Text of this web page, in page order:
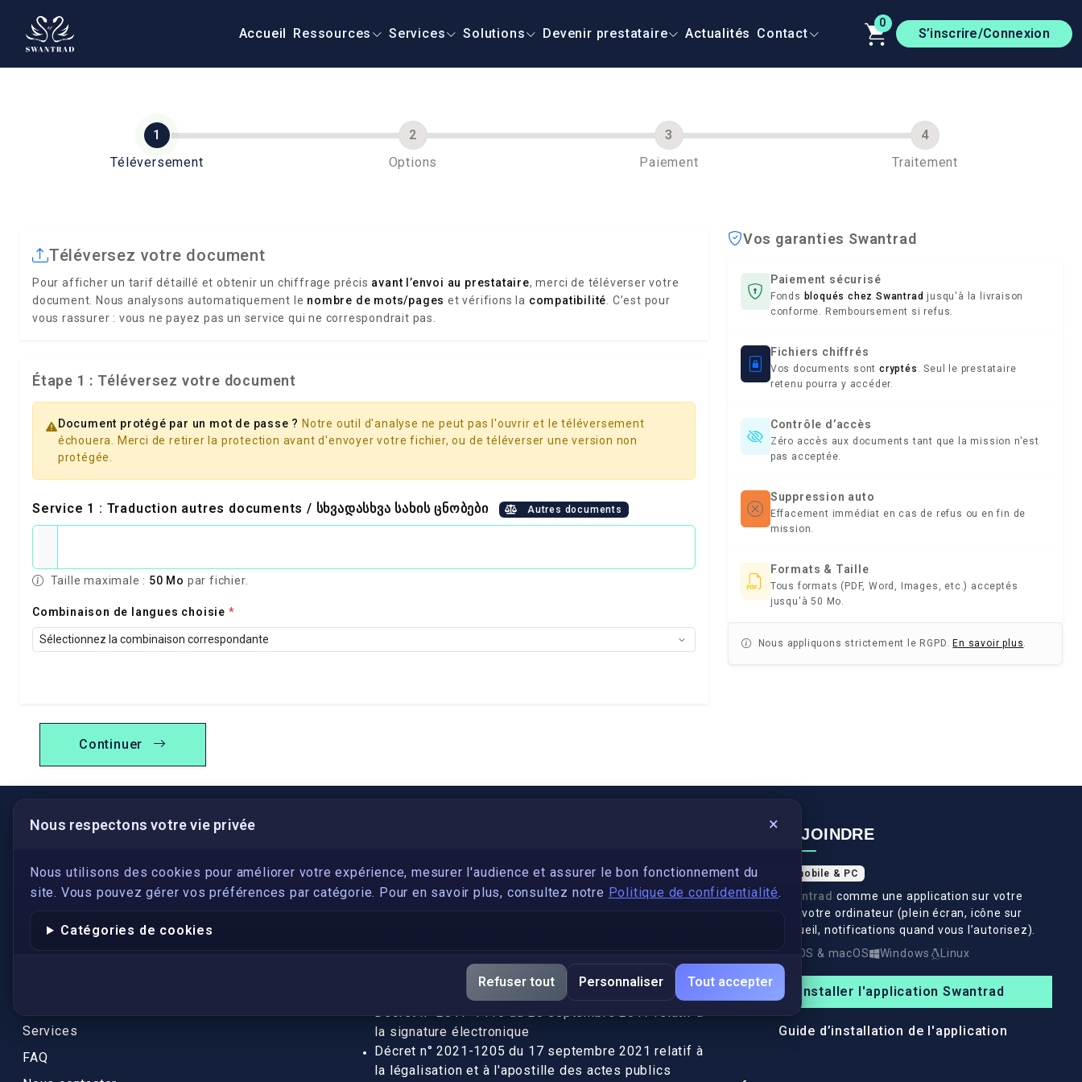
Accueil Ressources Services Solutions Devenir prestataire Actualités Contact
0
S’inscrire/Connexion
Téléversement Options Paiement Traitement
Téléversez votre document
Pour afficher un tarif détaillé et obtenir un chiffrage précis avant l’envoi au prestataire, merci de téléverser votre
document. Nous analysons automatiquement le nombre de mots/pages et vérifions la compatibilité . C’est pour
vous rassurer : vous ne payez pas un service qui ne correspondrait pas.
Étape 1 : Téléversez votre document
Document protégé par un mot de passe ? Notre outil d'analyse ne peut pas l'ouvrir et le téléversement
échouera. Merci de retirer la protection avant d'envoyer votre fichier, ou de téléverser une version non
protégée.
Service 1 : Traduction autres documents / სხვადასხვა სახის ცნობები Autres documents
Taille maximale : 50 Mo par fichier.
Combinaison de langues choisie *
Continuer
Vos garanties Swantrad
Paiement sécurisé
Fonds bloqués chez Swantrad jusqu'à la livraison
conforme. Remboursement si refus.
Fichiers chiffrés
Vos documents sontcryptés . Seul le prestataire
retenu pourra y accéder.
Contrôle d’accès
Zéro accès aux documents tant que la mission n'est
pas acceptée.
Suppression auto
Effacement immédiat en cas de refus ou en fin de
mission.
Formats & Taille
Tous formats (PDF, Word, Images, etc.) acceptés
jusqu'à 50 Mo.
Nous appliquons strictement le RGPD. En savoir plus.
Nous respectons votre vie privée ×
Nous utilisons des cookies pour améliorer votre expérience, mesurer l'audience et assurer le bon fonctionnement du
site. Vous pouvez gérer vos préférences par catégorie. Pour en savoir plus, consultez notre Politique de confidentialité.
Catégories de cookies
Refuser tout Personnaliser Tout accepter
LIENS UTILES
S'inscrire
Qui sommes-nous ?
Conformité
Services
FAQ
Devenez développeur avec IronSkill Academy
Gubernatis immobilier
Apostille et légalisation, fin de l'obligation entre les
pays de l’UE (Règlement 2016/1191)
Décret n° 2017-1416 du 28 septembre 2017 relatif à
la signature électronique
Décret n° 2021-1205 du 17 septembre 2021 relatif à
la légalisation et à l'apostille des actes publics
NOUS REJOINDRE
Application mobile & PC
InstallezSwantrad comme une application sur votre
téléphone et votre ordinateur (plein écran, icône sur
l’écran d’accueil, notifications quand vous l’autorisez).
iOS & macOS Windows Linux
Installer l'application Swantrad
Guide d’installation de l'application